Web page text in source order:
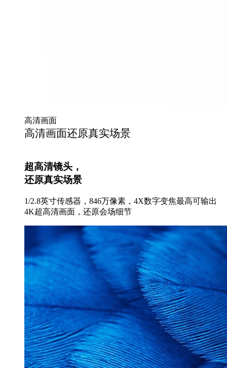
高清画面
高清画面还原真实场景
超高清镜头，
还原真实场景
1/2.8英寸传感器，846万像素，4X数字变焦最高可输出
4K超高清画面，还原会场细节